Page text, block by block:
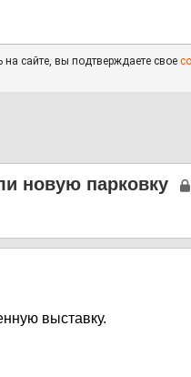
сайте, вы подтверждаете свое
новую парковку
выставку.